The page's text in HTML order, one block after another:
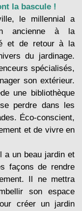
la bascule !
le millennial a
ancienne à la
et de retour à la
du jardinage.
spécialisés,
son extérieur.
une bibliothèque
perdre dans les
Éco-conscient,
et de vivre en
a un beau jardin et
façons de rendre
Il ne mettra
son espace
créer un jardin